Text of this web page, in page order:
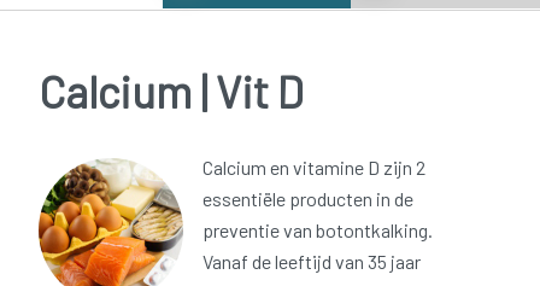
Calcium | Vit D
Calcium en vitamine D zijn 2
essentiële producten in de
preventie van botontkalking.
Vanaf de leeftijd van 35 jaar